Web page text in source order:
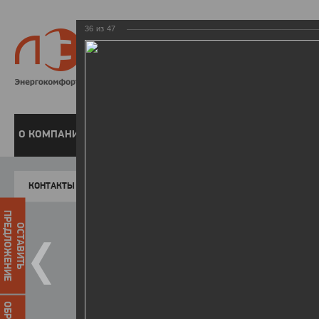
8 800
О КОМПАНИИ
КОНТАКТЫ
ОСТАВИТЬ
ПРЕДЛОЖЕНИЕ
36 из 47